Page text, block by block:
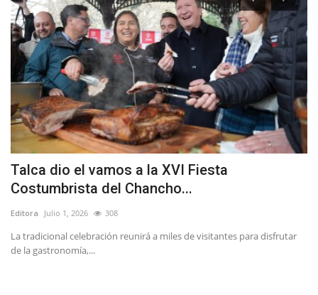
Talca dio el vamos a la XVI Fiesta
Costumbrista del Chancho...
Editora Julio 1, 2026 308
La tradicional celebración reunirá a miles de visitantes para disfrutar
de la gastronomía,...